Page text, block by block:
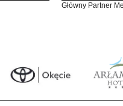
Główny Partner